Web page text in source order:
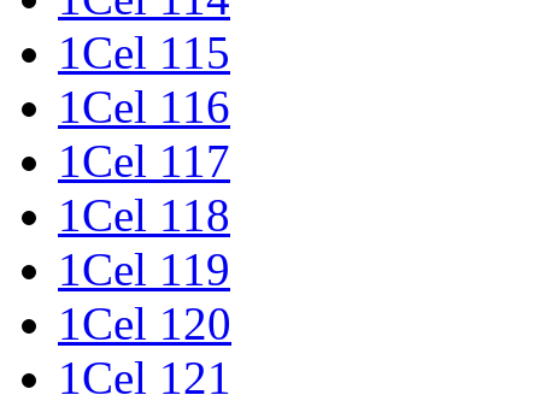
1Cel 115
1Cel 116
1Cel 117
1Cel 118
1Cel 119
1Cel 120
1Cel 121